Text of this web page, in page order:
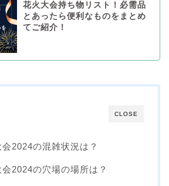
花火大会持ち物リスト！必需品
とあったら便利なものをまとめ
てご紹介！
CLOSE
2024の混雑状況は？
2024の穴場の場所は？